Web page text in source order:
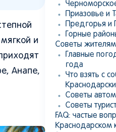
и
Анапе,
Приазовье и
Предгорья и
Горные
Советы жителям
Главные
года
Что взять с
Советы
Советы
FAQ: частые
Краснодарском